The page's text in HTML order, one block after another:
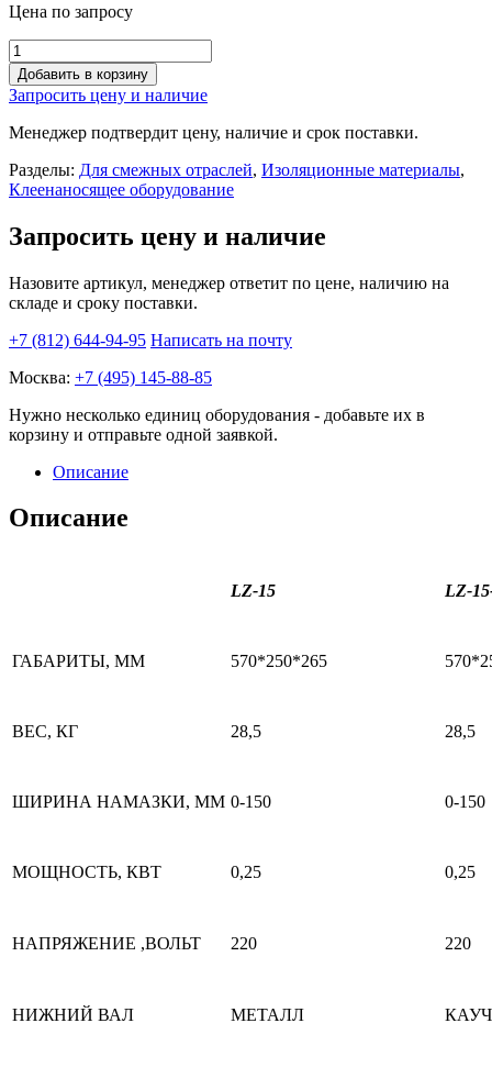
Цена по запросу
LZ-
1515-
1
МАШИНКА
ДЛЯ
НАНЕСЕНИЯ
КЛЕЯ
15
quantity
Добавить в корзину
Запросить цену и наличие
Менеджер подтвердит цену, наличие и срок поставки.
Разделы: Для смежных отраслей, Изоляционные материалы,
Клеенаносящее оборудование
Запросить цену и наличие
Назовите артикул, менеджер ответит по цене, наличию на
складе и сроку поставки.
+7 (812) 644-94-95 Написать на почту
Москва: +7 (495) 145-88-85
Нужно несколько единиц оборудования - добавьте их в
корзину и отправьте одной заявкой.
Описание
Описание
LZ-15 LZ-
ГАБАРИТЫ, ММ 570*250*265
ВЕС, КГ 28,5 28,5
ШИРИНА НАМАЗКИ, ММ 0-150 0-150
МОЩНОСТЬ, КВТ 0,25 0,25
НАПРЯЖЕНИЕ ,ВОЛЬТ 220 220
НИЖНИЙ ВАЛ МЕТАЛЛ